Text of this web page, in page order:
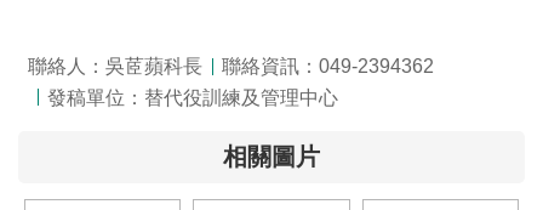
私
權
保
策
聯絡人：吳茝蘋科長
聯絡資訊：049-2394362
發稿單位：替代役訓練及管理中心
相關圖片